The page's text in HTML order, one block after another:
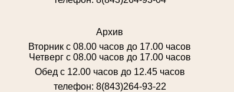
Архив
Вторник с 08.00 часов до 17.00 часов
Четверг с 08.00 часов до 17.00 часов
Обед с 12.00 часов до 12.45 часов
телефон: 8(843)264-93-22